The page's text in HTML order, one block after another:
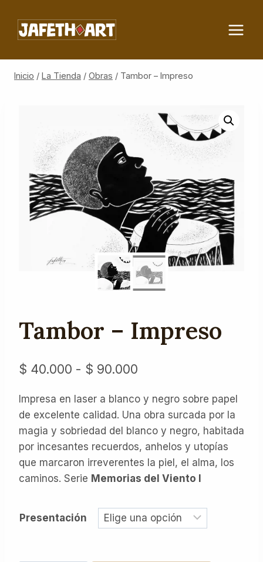
contenido
Inicio / La Tienda / Obras / Tambor – Impreso
Tambor – Impreso
$ 40.000 - $ 90.000
precios:
desde
$ 40.000
hasta
Impresa en laser a blanco y negro sobre papel
de excelente calidad. Una obra surcada por la
magia y sobriedad del blanco y negro, habitada
por incesantes recuerdos, anhelos y utopías
que marcaron irreverentes la piel, el alma, los
caminos. Serie Memorias del Viento I
Presentación